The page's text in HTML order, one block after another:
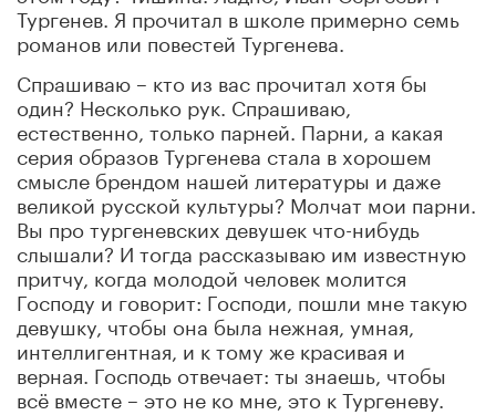
Тургенев. Я прочитал в школе примерно семь
романов или повестей Тургенева.
Спрашиваю – кто из вас прочитал хотя бы
один? Несколько рук. Спрашиваю,
естественно, только парней. Парни, а какая
серия образов Тургенева стала в хорошем
смысле брендом нашей литературы и даже
великой русской культуры? Молчат мои парни.
Вы про тургеневских девушек что-нибудь
слышали? И тогда рассказываю им известную
притчу, когда молодой человек молится
Господу и говорит: Господи, пошли мне такую
девушку, чтобы она была нежная, умная,
интеллигентная, и к тому же красивая и
верная. Господь отвечает: ты знаешь, чтобы
всё вместе – это не ко мне, это к Тургеневу.